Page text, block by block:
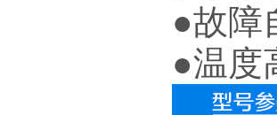
●故障
●温度